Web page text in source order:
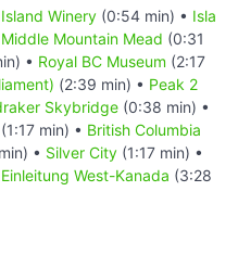
Winery (0:54 min) • Isla
Middle Mountain Mead (0:31
• Royal BC Museum (2:17
(2:39 min) • Peak 2
Skybridge (0:38 min) •
(1:17 min) • British Columbia
• Silver City (1:17 min) •
Einleitung West-Kanada (3:28